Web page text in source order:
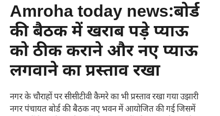
Amroha today news:बोर्ड
की बैठक में खराब पड़े प्याऊ
को ठीक कराने और नए प्याऊ
लगवाने का प्रस्ताव रखा
नगर के चौराहों पर सीसीटीवी कैमरे का भी प्रस्ताव रखा गया उझारी
नगर पंचायत बोर्ड की बैठक नए भवन में आयोजित की गई जिसमें